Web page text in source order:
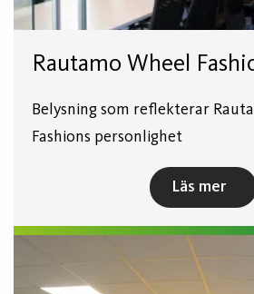
Rautamo Wheel
Belysning som reflekterar
Fashions personlighet
Läs mer